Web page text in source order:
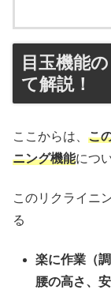
目玉機能
て解説！
ここからは、 こ
ニング機能につ
このリクライニ
る
楽に作業（
腰の高さ、